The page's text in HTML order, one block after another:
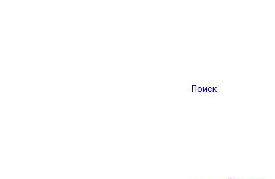
Поиск